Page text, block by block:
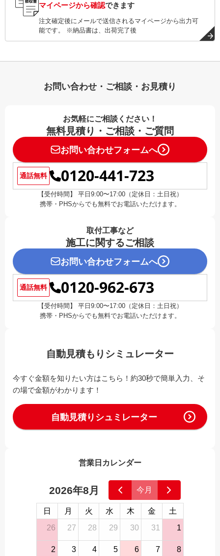
マイページから確認できます
注文確定後にメールで送信されるマイページから出力可
能です。 ※納品書は、出荷完了後
お問い合わせ・ご相談・お見積り
お気軽にご相談ください！
無料見積り・ご相談・ご質問
お問い合わせフォームへ
通話無料 0120-441-723
【受付時間】 平日9:00〜17:00（定休日：土日祝）
携帯・PHSからでも無料でお電話いただけます。
取付工事など
施工に関するご相談
お問い合わせフォームへ
通話無料 0120-962-673
【受付時間】 平日9:00〜17:00（定休日：土日祝）
携帯・PHSからでも無料でお電話いただけます。
自動見積もりシミュレーター
今すぐ金額を知りたい方はこちら！約30秒で簡単入力、そ
の場で金額がわかります！
自動見積りシュミレーター
営業日カレンダー
2026年8月 今月
日 月 火 水 木 金
土
26
27 28 29 30 31 1
2 3 4 5 6 7 8